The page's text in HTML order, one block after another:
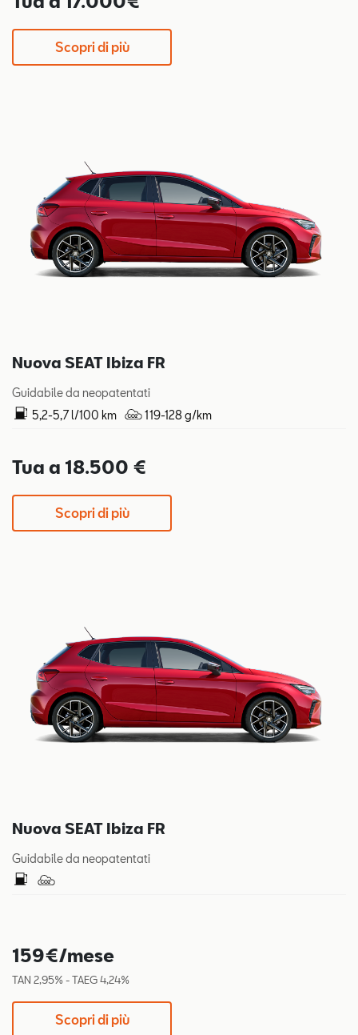
Scopri di più
Nuova SEAT Ibiza FR
Guidabile da neopatentati
5,2-5,7 l/100 km
119-128 g/km
Tua a 18.500 €
Scopri di più
Nuova SEAT Ibiza FR
Guidabile da neopatentati
159€/mese
TAN 2,95% - TAEG 4,24%
Scopri di più